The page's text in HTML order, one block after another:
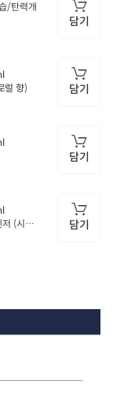
/탄력개
드 바
향)
담기
럴 향)
담기
담기
(시트
담기